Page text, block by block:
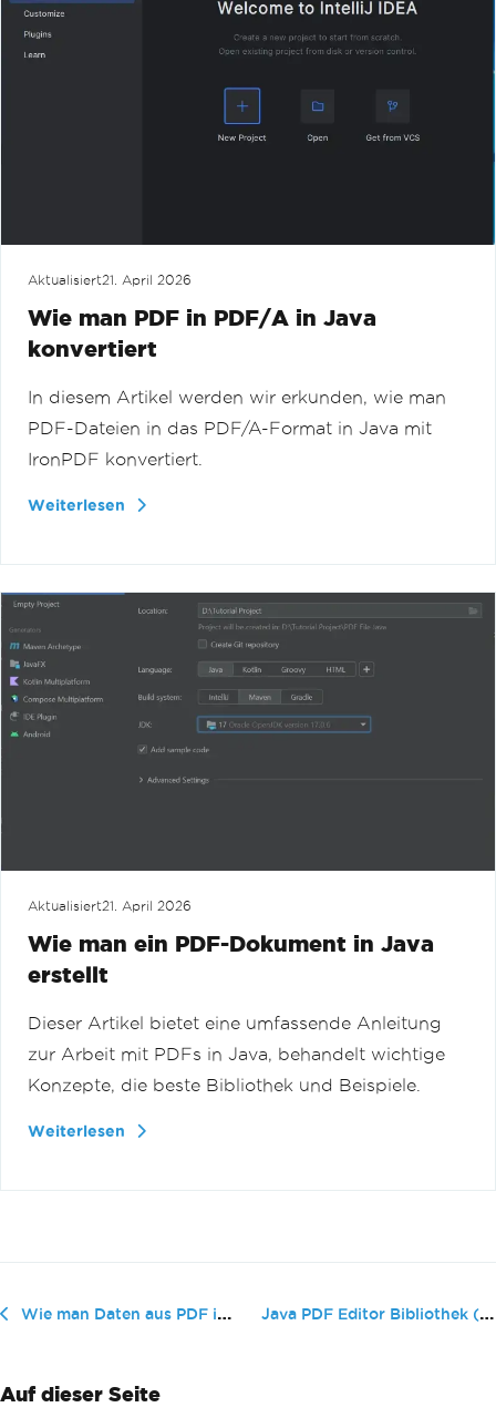
Aktualisiert21. April 2026
Wie man PDF in PDF/A in Java
konvertiert
In diesem Artikel werden wir erkunden, wie man
PDF-Dateien in das PDF/A-Format in Java mit
IronPDF konvertiert.
Weiterlesen
Aktualisiert21. April 2026
Wie man ein PDF-Dokument in Java
erstellt
Dieser Artikel bietet eine umfassende Anleitung
zur Arbeit mit PDFs in Java, behandelt wichtige
Konzepte, die beste Bibliothek und Beispiele.
Weiterlesen
Wie man Daten aus PDF in Java extrahiert Java PDF Editor Bibliothek (Wie & C...
Auf dieser Seite